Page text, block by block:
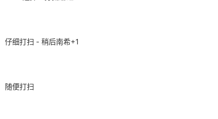
仔细打扫 - 稍后南希+1
随便打扫